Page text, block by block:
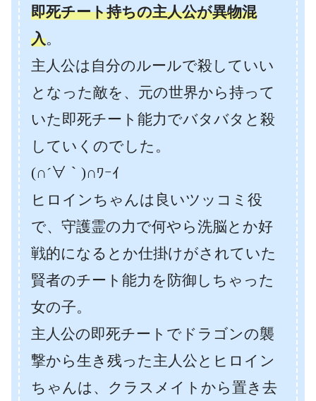
即死チート持ちの主人公が異物混
入。
主人公は自分のルールで殺していい
となった敵を、元の世界から持って
いた即死チート能力でバタバタと殺
していくのでした。
(∩´∀｀)∩ﾜｰｲ
ヒロインちゃんは良いツッコミ役
で、守護霊の力で何やら洗脳とか好
戦的になるとか仕掛けがされていた
賢者のチート能力を防御しちゃった
女の子。
主人公の即死チートでドラゴンの襲
撃から生き残った主人公とヒロイン
ちゃんは、クラスメイトから置き去